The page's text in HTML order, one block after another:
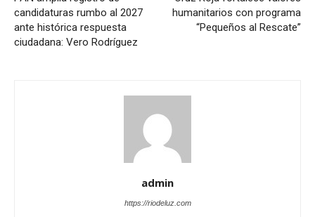
candidaturas rumbo al 2027
ante histórica respuesta
ciudadana: Vero Rodríguez
humanitarios con programa
“Pequeños al Rescate”
admin
https://riodeluz.com